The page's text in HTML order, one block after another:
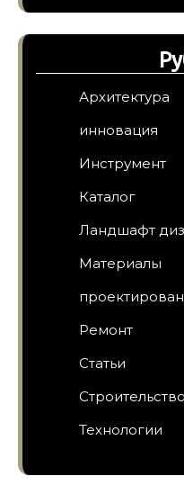
Архитектура
инновация
Инструмент
Каталог
Ландшафт
Материалы
Ремонт
Статьи
Строительство
Технологии